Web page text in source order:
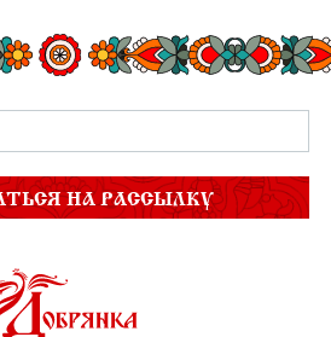
НА РАССЫЛКУ